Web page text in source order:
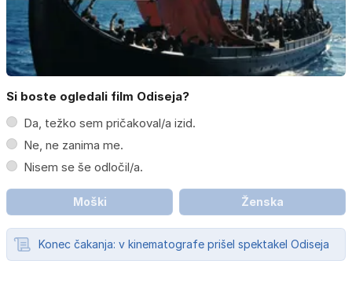
Si boste ogledali film Odiseja?
Da, težko sem pričakoval/a izid.
Ne, ne zanima me.
Nisem se še odločil/a.
Moški Ženska
Konec čakanja: v kinematografe prišel spektakel Odiseja